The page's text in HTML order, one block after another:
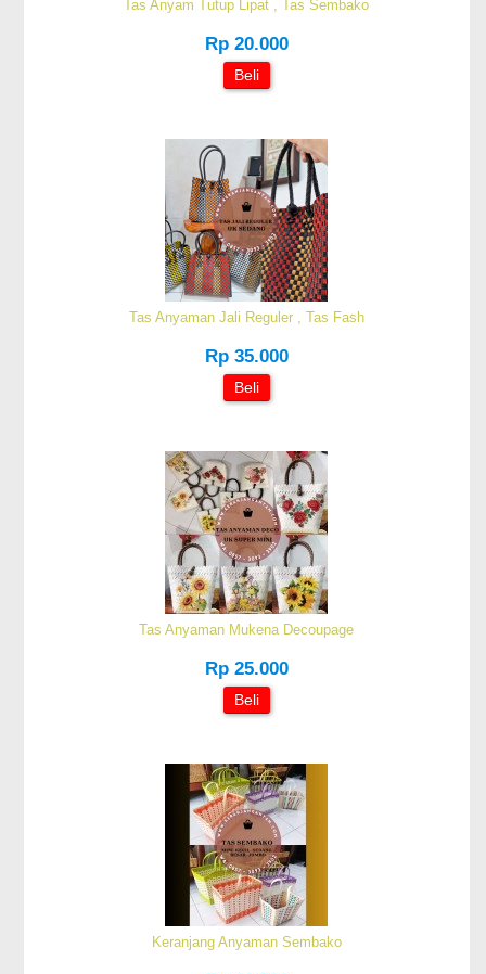
Tas Anyam Tutup Lipat , Tas Sembako
Rp 20.000
Beli
Tas Anyaman Jali Reguler , Tas Fash
Rp 35.000
Beli
Tas Anyaman Mukena Decoupage
Rp 25.000
Beli
Keranjang Anyaman Sembako